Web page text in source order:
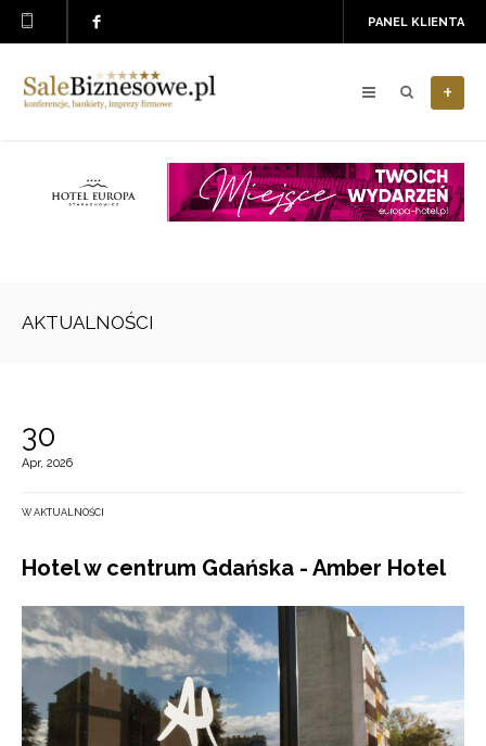
PANEL KLIENTA
+
AKTUALNOŚCI
30
Apr, 2026
W AKTUALNOŚCI
Hotel w centrum Gdańska - Amber Hotel